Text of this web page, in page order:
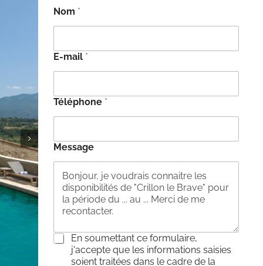
Nom *
E-mail *
Téléphone *
Message
C
En soumettant ce formulaire,
j'accepte que les informations saisies
soient traitées dans le cadre de la